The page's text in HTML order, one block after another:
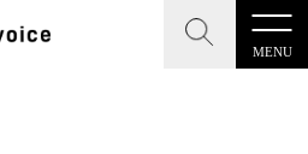
MENU
CLOSE
CLOSE